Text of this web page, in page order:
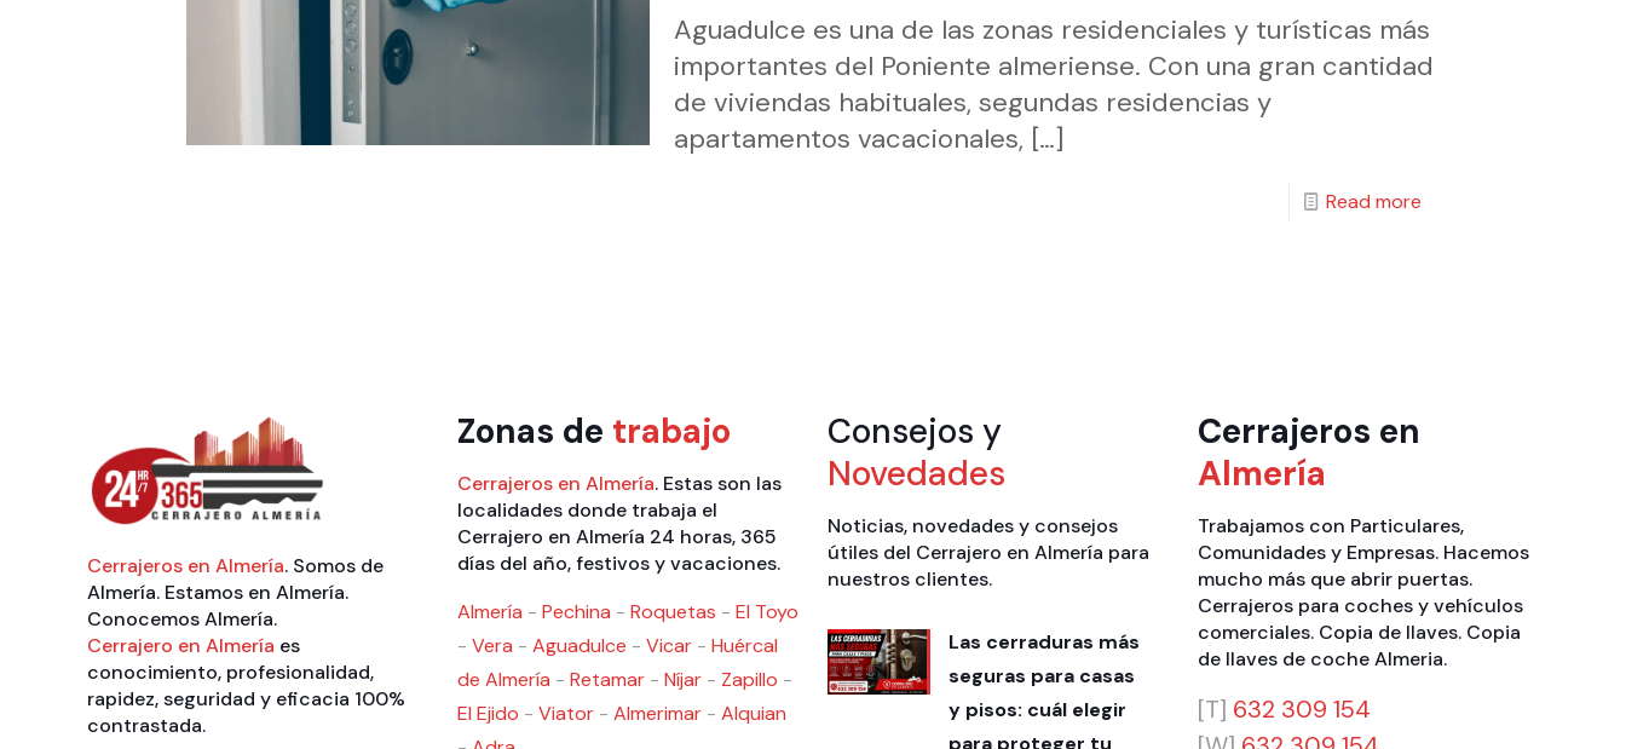
Aguadulce es una de las zonas residenciales y turísticas más
importantes del Poniente almeriense. Con una gran cantidad
de viviendas habituales, segundas residencias y
apartamentos vacacionales, […]
Read more
Cerrajeros en Almería. Somos de
Almería. Estamos en Almería.
Conocemos Almería.
Cerrajero en Almería es
conocimiento, profesionalidad,
rapidez, seguridad y eficacia 100%
contrastada.
Zonas de trabajo
Cerrajeros en Almería. Estas son las
localidades donde trabaja el
Cerrajero en Almería 24 horas, 365
días del año, festivos y vacaciones.
Almería - Pechina - Roquetas - El Toyo
- Vera - Aguadulce - Vicar - Huércal
de Almería - Retamar - Níjar - Zapillo -
El Ejido - Viator - Almerimar - Alquian
Consejos y
Novedades
Noticias, novedades y consejos
útiles del Cerrajero en Almería para
nuestros clientes.
Las cerraduras más
seguras para casas
y pisos: cuál elegir
para proteger tu
Cerrajeros en
Almería
Trabajamos con Particulares,
Comunidadesy Empresas. Hacemos
mucho más que abrir puertas.
Cerrajeros para coches y vehículos
comerciales. Copia de llaves. Copia
de llaves de coche Almeria.
[T] 632 309 154